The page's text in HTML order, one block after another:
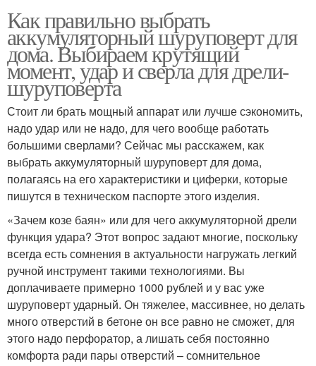
Как правильно выбрать
аккумуляторный шуруповерт для
дома. Выбираем крутящий
момент, удар и сверла для дрели-
шуруповерта
Стоит ли брать мощный аппарат или лучше сэкономить,
надо удар или не надо, для чего вообще работать
большими сверлами? Сейчас мы расскажем, как
выбрать аккумуляторный шуруповерт для дома,
полагаясь на его характеристики и циферки, которые
пишутся в техническом паспорте этого изделия.
«Зачем козе баян» или для чего аккумуляторной дрели
функция удара? Этот вопрос задают многие, поскольку
всегда есть сомнения в актуальности нагружать легкий
ручной инструмент такими технологиями. Вы
доплачиваете примерно 1000 рублей и у вас уже
шуруповерт ударный. Он тяжелее, массивнее, но делать
много отверстий в бетоне он все равно не сможет, для
этого надо перфоратор, а лишать себя постоянно
комфорта ради пары отверстий – сомнительное